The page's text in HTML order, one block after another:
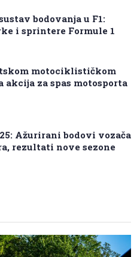
bodovanja u F1:
i sprintere Formule 1
motociklističkom
akcija za spas motosporta
Ažurirani bodovi vozača
rezultati nove sezone